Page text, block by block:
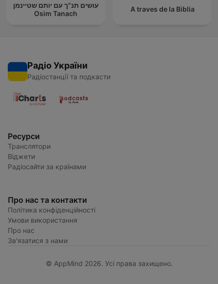
עושים תנ"ך עם יותם שטיינמן
Osim Tanach
A traves de la Biblia
Радіо України
Радіостанції та подкасти
Ресурси
Транслятори
Віджети
Радіосайти за країнами
Про нас та контакти
Політика конфіденційності
Умови використання
Про нас
Зв'язатися з нами
© AppMind 2026. Усі права захищено.